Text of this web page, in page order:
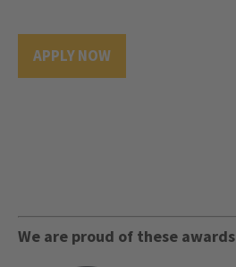
APPLY NOW
We are proud of these awards